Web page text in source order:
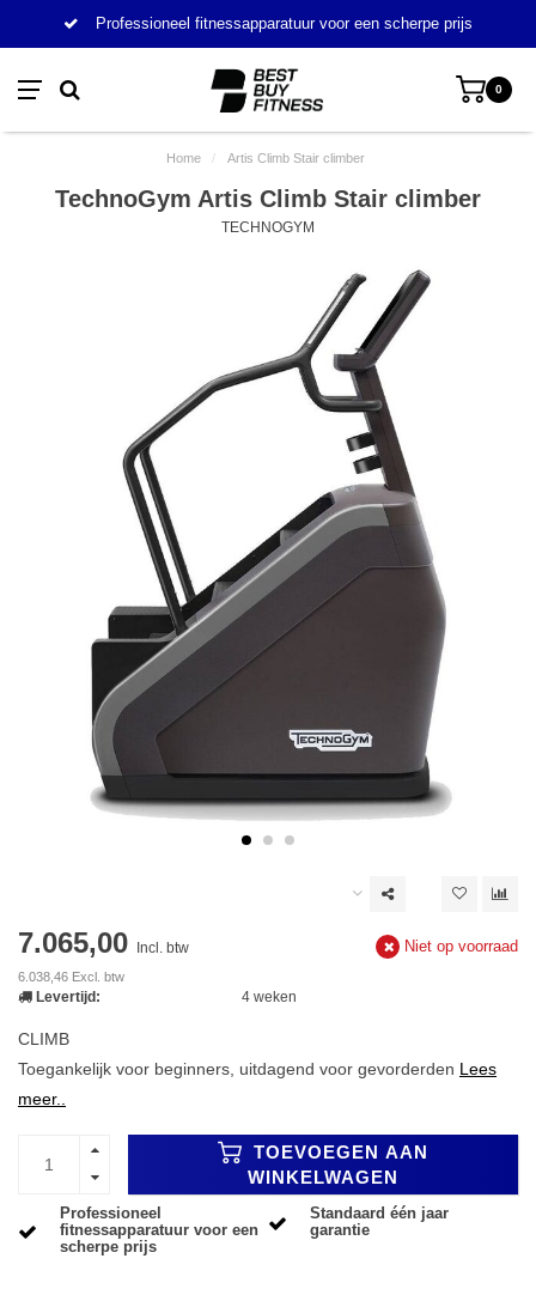
Professioneel fitnessapparatuur voor een scherpe prijs
0
Home / Artis Climb Stair climber
TechnoGym Artis Climb Stair climber
TECHNOGYM
7.065,00 Incl. btw
6.038,46 Excl. btw
Niet op voorraad
Levertijd: 4 weken
CLIMB
Toegankelijk voor beginners, uitdagend voor gevorderden Lees
meer..
TOEVOEGEN AAN
WINKELWAGEN
Professioneel
fitnessapparatuur voor een
scherpe prijs
Standaard één jaar
garantie